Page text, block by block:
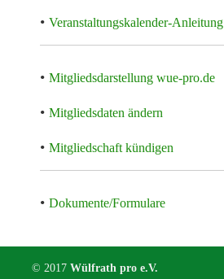
•Veranstaltungskalender-Anleitung
•Mitgliedsdarstellung wue-pro.de
•Mitgliedsdaten ändern
•Mitgliedschaft kündigen
•Dokumente/Formulare
© 2017 Wülfrath pro e.V.